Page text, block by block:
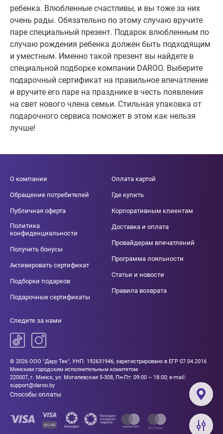
ребенка. Влюбленные счастливы, и вы тоже за них
очень рады. Обязательно по этому случаю вручите
паре специальный презент. Подарок влюбленным по
случаю рождения ребенка должен быть подходящим
и уместным. Именно такой презент вы найдете в
специальной подборке компании DAROO. Выберите
подарочный сертификат на правильное впечатление
и вручите его паре на празднике в честь появления
на свет нового члена семьи. Стильная упаковка от
подарочного сервиса поможет в этом как нельзя
лучше!
О компании
Обращение потребителей
Публичная оферта
Политика
конфиденциальности
Получить бонусы
Активировать сертификат
Подборки подарков
Подарочные сертификаты
Оплата картой
Где купить
Корпоративным клиентам
Доставка и оплата
Провайдерам впечатлений
Программа лояльности
Статьи и новости
Правила возврата
Следите за нами
© 2026 ООО "Дару Тек", УНП: 192631946, зарегистрировано в ЕГР 07.04.2016
Минским городским исполнительным комитетом
220007, г. Минск, ул. Могилевская 5-308, Пн-Пт: 09:00 – 18:00; e-mail:
support@daroo.by
Способы оплаты